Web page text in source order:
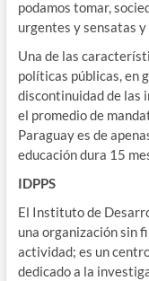
podamos tomar,
urgentes y sensatas
Una de las
políticas públicas, en
discontinuidad de las
el promedio de
Paraguay es de
educación dura 15
IDPPS
El Instituto de
una organización sin
actividad; es un
dedicado a la